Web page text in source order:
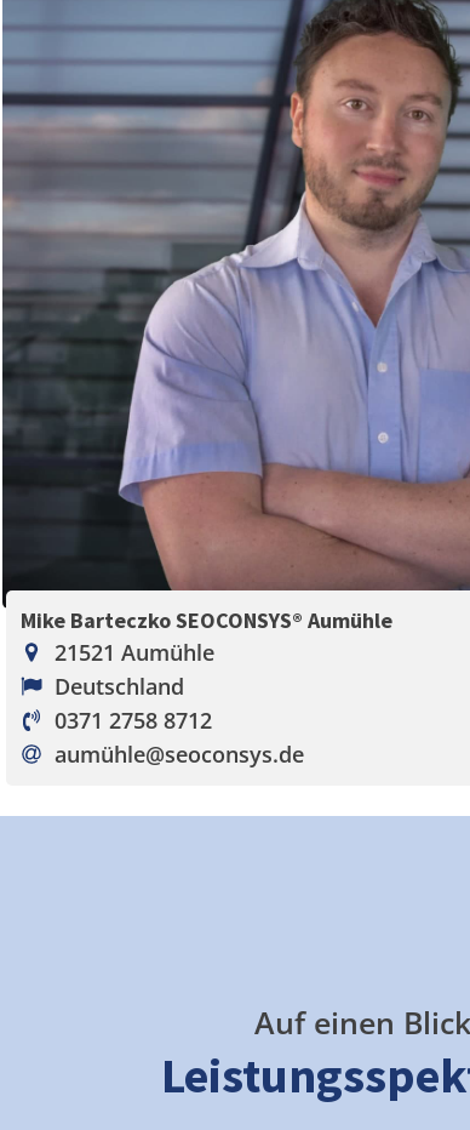
Mike Barteczko SEOCONSYS® Aumühle
21521 Aumühle
Deutschland
0371 2758 8712
aumühle@seoconsys.de
Auf einen